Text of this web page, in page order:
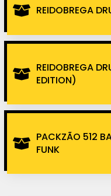
REIDOBREGA
REIDOBREGA
EDITION)
PACKZÃO 512
FUNK